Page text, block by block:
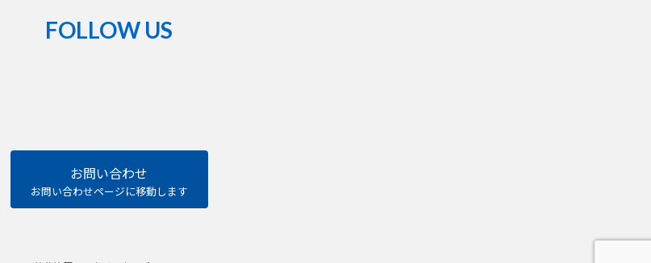
FOLLOW US
ー
ラ
ブ
Facebook
ー
お問い合わせ
お問い合わせページに移動します